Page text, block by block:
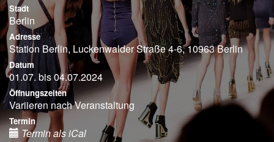
Stadt
Berlin
Adresse
Station Berlin, Luckenwalder Straße 4-6, 10963 Berlin
Datum
01.07. bis 04.07.2024
Öffnungszeiten
Variieren nach Veranstaltung
Termin
Termin als iCal